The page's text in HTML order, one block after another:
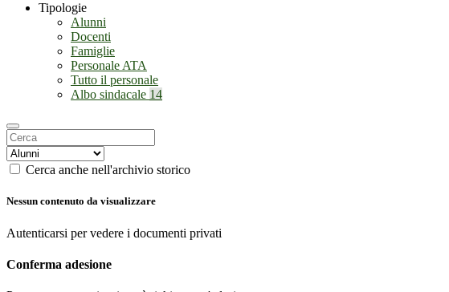
Tipologie
Alunni
Docenti
Famiglie
Personale ATA
Tutto il personale
Albo sindacale 14
Cerca anche nell'archivio storico
Nessun contenuto da visualizzare
Autenticarsi per vedere i documenti privati
Conferma adesione